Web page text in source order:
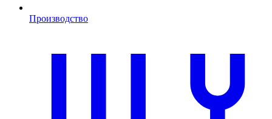
Производство